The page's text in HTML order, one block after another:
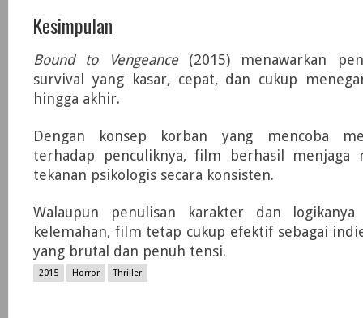
Kesimpulan
Bound to Vengeance(2015) menawarkan
survival yang kasar, cepat, dan cukup
hingga akhir.
Dengan konsep korban yang mencoba
terhadap penculiknya, film berhasil menjaga
tekanan psikologis secara konsisten.
Walaupun penulisan karakter dan
kelemahan, film tetap cukup efektif sebagai
yang brutal dan penuh tensi.
2015 Horror Thriller